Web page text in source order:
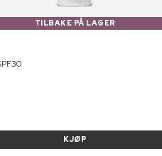
TILBAKE PÅ LAGER
KJØP